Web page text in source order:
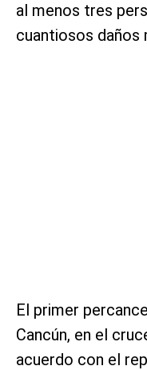
al menos tres
cuantiosos daños
El primer
Cancún, en el
acuerdo con el